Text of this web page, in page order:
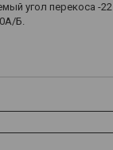
угол перекоса -22
Б.